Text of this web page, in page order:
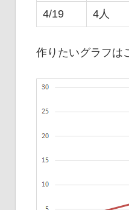
4/19 4人
作りたいグラフは